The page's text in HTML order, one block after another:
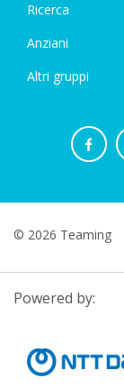
Ricerca
Anziani
Altri gruppi
© 2026 Teaming
Powered by: